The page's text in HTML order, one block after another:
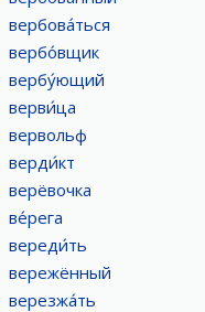
вербова́ться
вербо́вщик
вербу́ющий
верви́ца
вервольф
верди́кт
верёвочка
ве́рега
вереди́ть
вережённый
верезжа́ть